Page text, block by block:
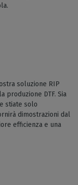
soluzione RIP
DTF. Sia
stiate solo
dimostrazioni dal
efficienza e una